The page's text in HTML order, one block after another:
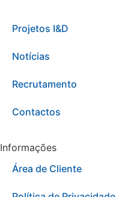
Projetos I&D
Notícias
Recrutamento
Contactos
Informações
Área de Cliente